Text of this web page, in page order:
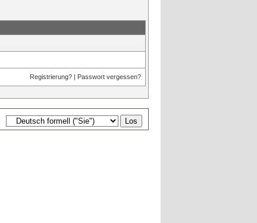
Registrierung? | Passwort vergessen?